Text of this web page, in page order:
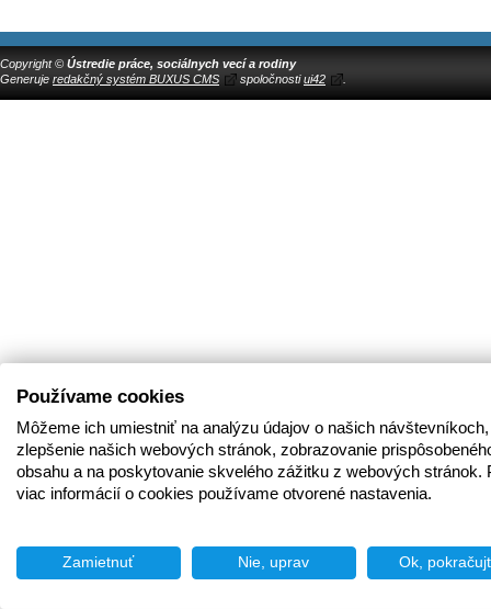
Copyright © Ústredie práce, sociálnych vecí a rodiny
Generuje redakčný systém BUXUS CMS spoločnostiui42
Používame cookies
Môžeme ich umiestniť na analýzu údajov o našich
zlepšenie našich webových stránok, zobrazovanie
obsahu a na poskytovanie skvelého zážitku z webových stránok.
viac informácií o cookies používame otvorené nastavenia.
Zamietnuť Nie, uprav Ok,